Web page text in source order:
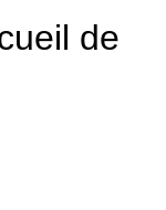
de